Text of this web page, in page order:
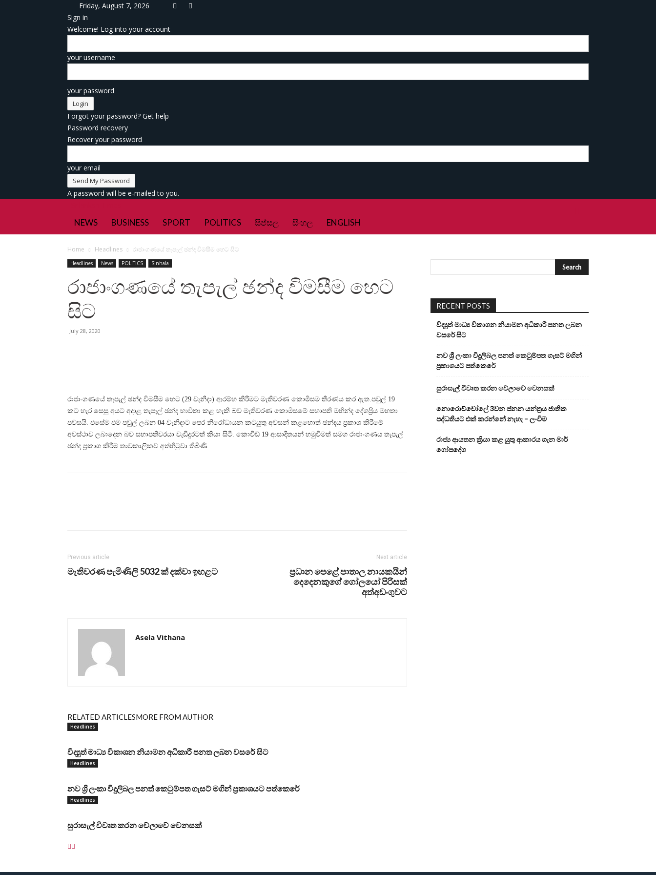
Friday, August 7, 2026
Sign in
Welcome! Log into your account
your username
your password
Forgot your password? Get help
Password recovery
Recover your password
your email
A password will be e-mailed to you.
NEWS BUSINESS SPORT POLITICS සිප්සල සිංහල ENGLISH
Home Headlines රාජාංගණයේ තැපැල් ඡන්ද විමසීම හෙට සිට
Headlines News POLITICS Sinhala
රාජාංගණයේ තැපැල් ඡන්ද විමසීම හෙට
සිට
July 28, 2020
රාජාංගණයේ තැපැල් ඡන්ද විමසීම හෙට (29 වැනිදා) ආරම්භ කිරීමට මැතිවරණ කොමිසම තීරණය කර ඇත.පවුල් 19
කට හැර සෙසු අයට අදාළ තැපැල් ඡන්ද භාවිතා කළ හැකි බව මැතිවරණ කොමිසමේ සභාපති මහින්ද දේශප්‍රිය මහතා
පවසයි. එසේම එම පවුල් ලබන 04 වැනිදාට පෙර නිරෝධායන කටයුතු අවසන් කළහොත් ඡන්දය ප්‍රකාශ කිරීමේ
අවස්ථාව ලබාදෙන බව සභාපතිවරයා වැඩිදුරටත් කියා සිටී. කොවිඩ් 19 ආසාදිතයන් හමුවීමත් සමග රාජාංගණය තැපැල්
ඡන්ද ප්‍රකාශ කිරීම තාවකාලිකව අත්හිටුවා තිබිණි.
Previous article
මැතිවරණ පැමිණිලි 5032 ක් දක්වා ඉහළට
Next article
ප්‍රධාන පෙළේ පාතාල නායකයින්
දෙදෙනකුගේ ගෝලයෝ පිරිසක්
අත්අඩංගුවට
Asela Vithana
RELATED ARTICLESMORE FROM AUTHOR
Headlines
විද්‍යුත් මාධ්‍ය විකාශන නියාමන අධිකාරී පනත ලබන වසරේ සිට
Headlines
නව ශ්‍රී ලංකා විදුලිබල පනත් කෙටුම්පත ගැසට් මගින් ප්‍රකාශයට පත්කෙරේ
Headlines
සුරාසැල් විවෘත කරන වේලාවේ වෙනසක්
RECENT POSTS
විද්‍යුත් මාධ්‍ය විකාශන නියාමන අධිකාරී පනත ලබන
වසරේ සිට
නව ශ්‍රී ලංකා විදුලිබල පනත් කෙටුම්පත ගැසට් මගින්
ප්‍රකාශයට පත්කෙරේ
සුරාසැල් විවෘත කරන වේලාවේ වෙනසක්
නොරොච්චෝලේ 3වන ජනන යන්ත්‍රය ජාතික
පද්ධතියට එක් කරන්නේ නැහැ – ලංවිම
රාජ්‍ය ආයතන ක්‍රියා කළ යුතු ආකාරය ගැන මාර්
ගෝපදේශ